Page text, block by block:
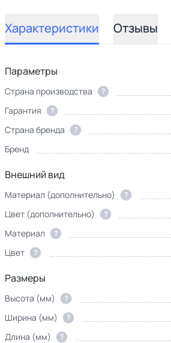
Характеристики Отзывы
Параметры
Страна производства ?
Гарантия
?
Страна бренда
?
Бренд
Внешний вид
Материал (дополнительно) ?
Цвет (дополнительно)
?
Материал
?
Цвет
?
Размеры
Высота (мм) ?
Ширина (мм)
?
Длина (мм)
?